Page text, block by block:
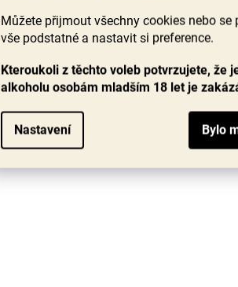
Můžete přijmout všechny cookies nebo se
vše podstatné a nastavit si preference.
Kteroukoli z těchto voleb potvrzujete, že
alkoholu osobám mladším 18 let je
Nastavení